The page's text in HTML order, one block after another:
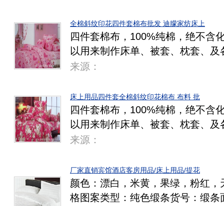
全棉斜纹印花四件套棉布批发 迪朦家纺床上
四件套棉布，100%纯棉，绝不含
以用来制作床单、被套、枕套、
来源：
床上用品四件套全棉斜纹印花棉布 布料 批
四件套棉布，100%纯棉，绝不含
以用来制作床单、被套、枕套、
来源：
厂家直销宾馆酒店客房用品/床上用品/提花
颜色：漂白，米黄，果绿，粉红
格图案类型：纯色缎条货号：缎